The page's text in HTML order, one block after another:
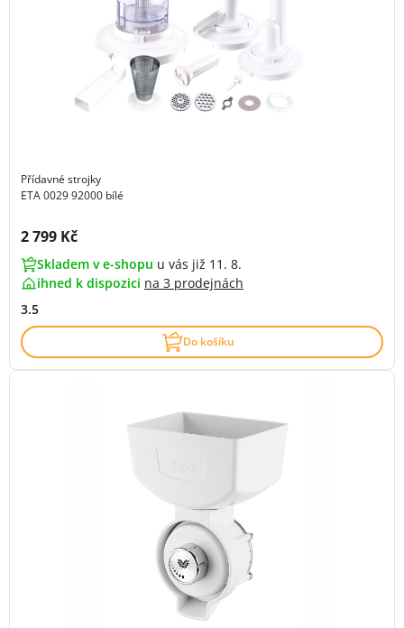
Přídavné strojky
ETA 0029 92000 bílé
Cena s DPH:
2 799 Kč
Skladem v e-shopu u vás již 11. 8.
ihned k dispozici na 3 prodejnách
3.5
Do košíku